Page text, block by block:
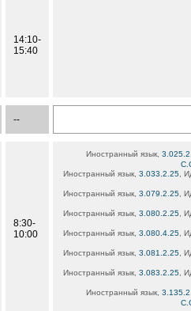
14:10-
15:40
--
8:30-
10:00
Иностранный язык,
Иностранный язык, 3.033.2.25 ,
Иностранный язык, 3.079.2.25 ,
Иностранный язык, 3.080.2.25 ,
Иностранный язык, 3.080.4.25 ,
Иностранный язык, 3.081.2.25 ,
Иностранный язык, 3.083.2.25 ,
Иностранный язык,